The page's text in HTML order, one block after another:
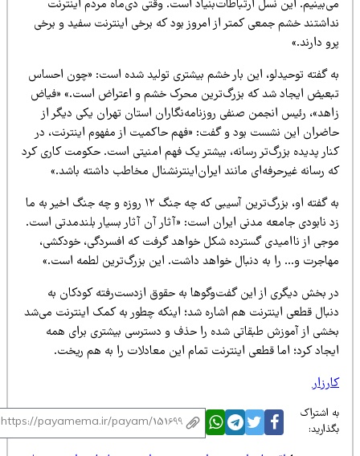
این نسل ارتباطات‌بنیاد است. وقتی دی‌ماه مردم اینترنت
خشم جمعی کمتر از امروز بود که برخی اینترنت سفید و برخی
دارند.»
گفته توحیدلو، این بار خشم بیشتری تولید شده است: «چون احساس
ایجاد شد که بزرگ‌ترین محرک خشم و اعتراض است.» «فیاض
رئیس انجمن صنفی روزنامه‌نگاران استان تهران یکی دیگر از
این نشست بود و گفت: «فهم حاکمیت از مفهوم اینترنت، در
پدیده بزرگ‌تر رسانه، بیشتر یک فهم امنیتی است. حکومت کاری کرد
رسانه غیرحرفه‌ای مانند ایران‌اینترنشنال مخاطب داشته باشد.»
به گفته او، بزرگ‌ترین آسیبی که چه جنگ ۱۲ روزه و چه جنگ اخیر به ما
نابودی جامعه مدنی ایران است: «آثار آن آثار بسیار بلندمدتی است.
از ناامیدی گسترده شکل خواهد گرفت که افسردگی، خودکشی،
و… را به دنبال خواهد داشت. این بزرگ‌ترین لطمه است.»
بخش دیگری از این گفت‌وگوها به حقوق ازدست‌رفته کودکان به
قطعی اینترنت هم اشاره شد؛ اینکه چطور به کمک اینترنت می‌شد
از آموزش طبقاتی شده را حذف و دسترسی بیشتری برای همه
کرد؛ اما قطعی اینترنت تمام این معادلات را به هم ریخت.
اشتراک